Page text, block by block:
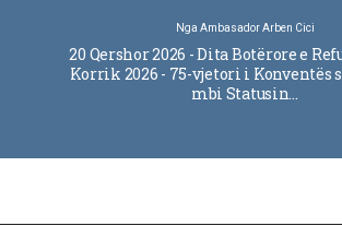
Nga Ambasador Arben Cici
20 Qershor 2026 - Dita Botërore e
Korrik 2026 - 75-vjetori i Konventës
mbi Statusin…